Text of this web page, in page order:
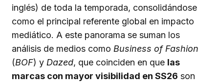
inglés) de toda la temporada, consolidándose
como el principal referente global en impacto
mediático. A este panorama se suman los
análisis de medios como Business of Fashion
(BOF) y Dazed, que coinciden en que las
marcas con mayor visibilidad en SS26 son